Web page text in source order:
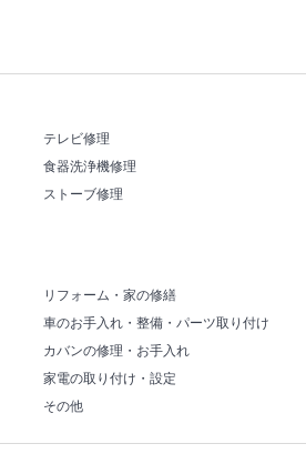
テレビ修理
食器洗浄機修理
ストーブ修理
リフォーム・家の修繕
車のお手入れ・整備・パーツ取り付け
カバンの修理・お手入れ
家電の取り付け・設定
その他